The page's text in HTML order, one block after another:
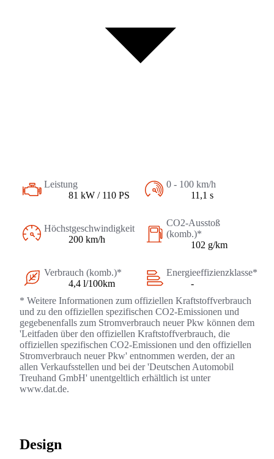
Leistung
81 kW / 110 PS
0 - 100 km/h
11,1 s
Höchstgeschwindigkeit
200 km/h
CO2-Ausstoß
(komb.)*
102 g/km
Verbrauch (komb.)*
4,4 l/100km
Energieeffizienzklasse*
-
* Weitere Informationen zum offiziellen Kraftstoffverbrauch
und zu den offiziellen spezifischen CO2-Emissionen und
gegebenenfalls zum Stromverbrauch neuer Pkw können dem
'Leitfaden über den offiziellen Kraftstoffverbrauch, die
offiziellen spezifischen CO2-Emissionen und den offiziellen
Stromverbrauch neuer Pkw' entnommen werden, der an
allen Verkaufsstellen und bei der 'Deutschen Automobil
Treuhand GmbH' unentgeltlich erhältlich ist unter
www.dat.de.
Design